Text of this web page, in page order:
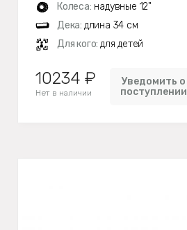
Колеса: надувные 12"
Дека: длина 34 см
Для кого: для детей
10234 ₽
Нет в наличии
Уведомить о
поступлении